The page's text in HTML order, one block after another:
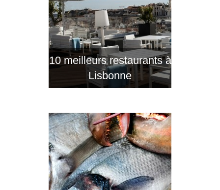
10 meilleurs restaurants à
Lisbonne